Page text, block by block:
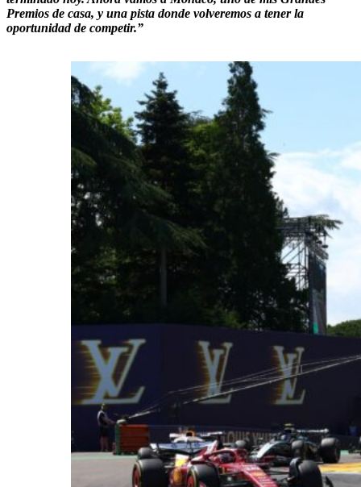
Premios de casa, y una pista donde volveremos a tener la
oportunidad de competir.”